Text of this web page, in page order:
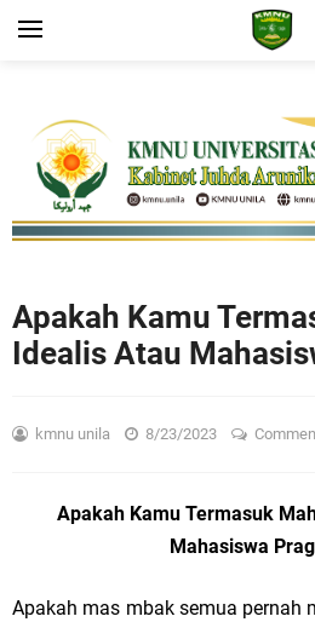
Apakah Kamu
Idealis Atau
kmnu unila 8/23/2023
Apakah Kamu Termasuk
Mahasiswa
Apakah mas mbak semua pernah